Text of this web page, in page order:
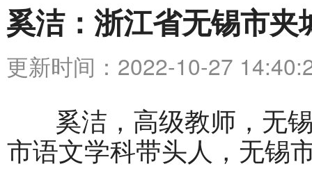
奚洁：浙江省无锡市
更新时间：2022-10-27
奚洁，高级教师，无锡
市语文学科带头人，无锡